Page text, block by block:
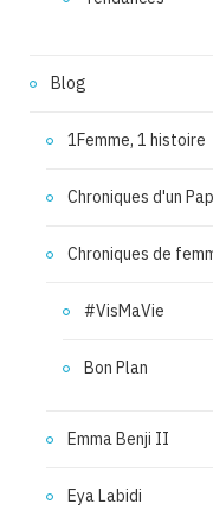
Blog
1Femme, 1 histoire
Chroniques d'un
Chroniques de
#VisMaVie
Bon Plan
Emma Benji II
Eya Labidi